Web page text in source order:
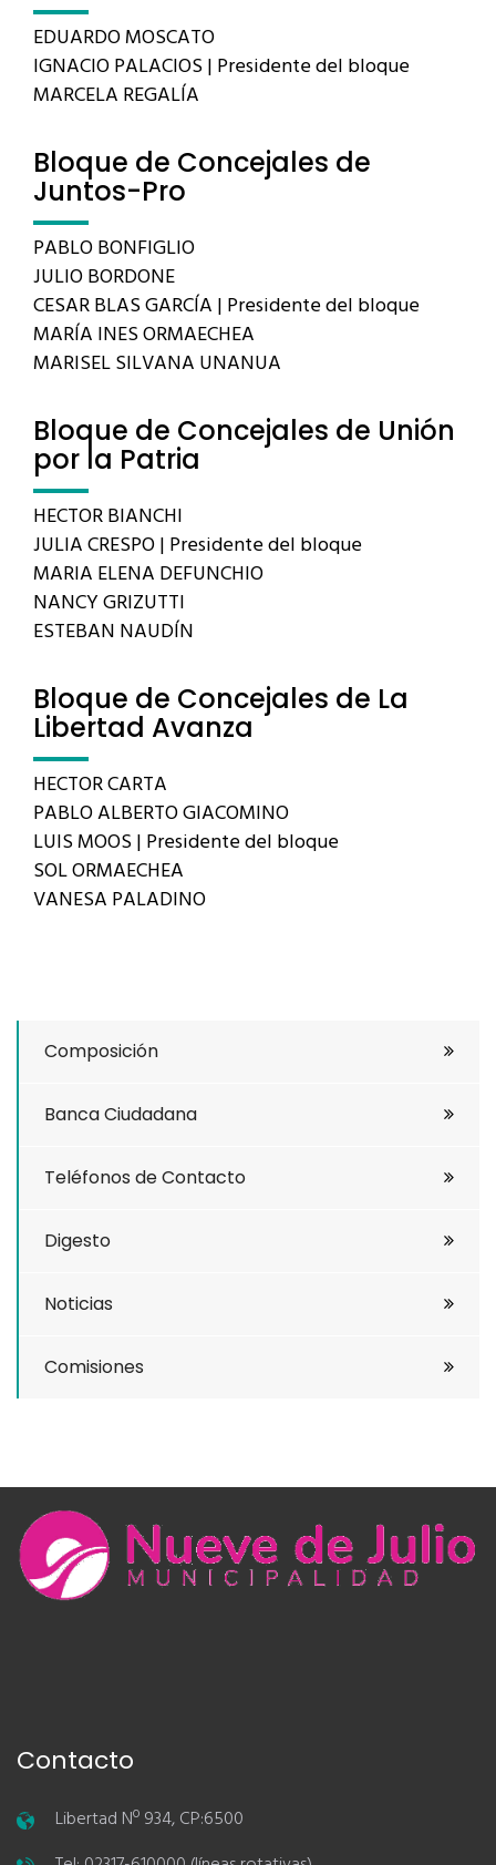
EDUARDO MOSCATO
IGNACIO PALACIOS | Presidente del bloque
MARCELA REGALÍA
Bloque de Concejales de
Juntos-Pro
PABLO BONFIGLIO
JULIO BORDONE
CESAR BLAS GARCÍA | Presidente del bloque
MARÍA INES ORMAECHEA
MARISEL SILVANA UNANUA
Bloque de Concejales de Unión
por la Patria
HECTOR BIANCHI
JULIA CRESPO | Presidente del bloque
MARIA ELENA DEFUNCHIO
NANCY GRIZUTTI
ESTEBAN NAUDÍN
Bloque de Concejales de La
Libertad Avanza
HECTOR CARTA
PABLO ALBERTO GIACOMINO
LUIS MOOS | Presidente del bloque
SOL ORMAECHEA
VANESA PALADINO
Composición
Banca Ciudadana
Teléfonos de Contacto
Digesto
Noticias
Comisiones
Contacto
Libertad Nº 934, CP:6500